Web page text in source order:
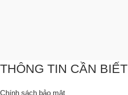
THÔNG TIN CẦN BIẾT
Chính sách bảo mật